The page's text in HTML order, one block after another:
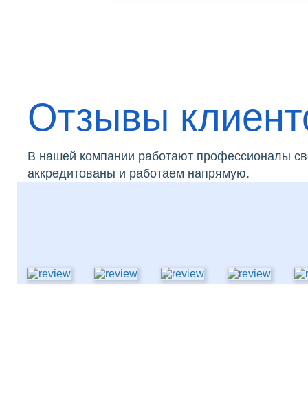
Отзывы
В нашей компании работают профессионалы
аккредитованы и работаем напрямую.